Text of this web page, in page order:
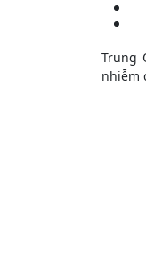
Trung
nhiễm